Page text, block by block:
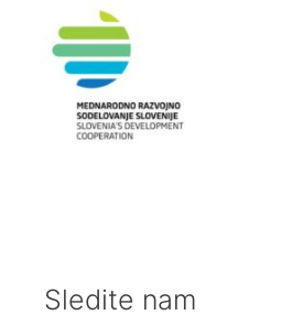
Sledite nam